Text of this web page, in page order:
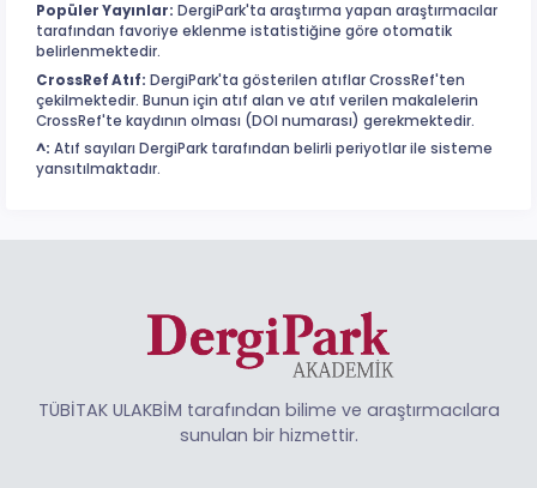
Popüler Yayınlar: DergiPark'ta araştırma yapan araştırmacılar
tarafından favoriye eklenme istatistiğine göre otomatik
belirlenmektedir.
CrossRef Atıf: DergiPark'ta gösterilen atıflar CrossRef'ten
çekilmektedir. Bunun için atıf alan ve atıf verilen makalelerin
CrossRef'te kaydının olması (DOI numarası) gerekmektedir.
^: Atıf sayıları DergiPark tarafından belirli periyotlar ile sisteme
yansıtılmaktadır.
TÜBİTAK ULAKBİM tarafından bilime ve araştırmacılara
sunulan bir hizmettir.